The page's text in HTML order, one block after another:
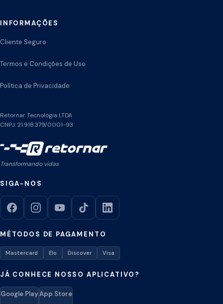
INFORMAÇÕES
Cliente Seguro
Termos e Condições de Uso
Política de Privacidade
Retornar Tecnologia LTDA
CNPJ: 21.918.379/0001-93
Transformando vidas
SIGA-NOS
MÉTODOS DE PAGAMENTO
Mastercard Elo Discover Visa
JÁ CONHECE NOSSO APLICATIVO?
Google PlayApp Store